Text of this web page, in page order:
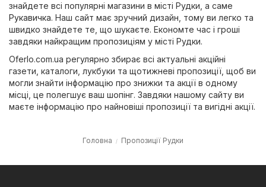
знайдете всі популярні магазини в місті Рудки, а саме
Рукавичка. Наш сайт має зручний дизайн, тому ви легко та
швидко знайдете те, що шукаєте. Економте час і гроші
завдяки найкращим пропозиціям у місті Рудки.
Oferlo.com.ua регулярно збирає всі актуальні акційні
газети, каталоги, лукбуки та щотижневі пропозиції, щоб ви
могли знайти інформацію про знижки та акції в одному
місці, це полегшує ваш шопінг. Завдяки нашому сайту ви
маєте інформацію про найновіші пропозиції та вигідні акції.
Головна Пропозиції Рудки